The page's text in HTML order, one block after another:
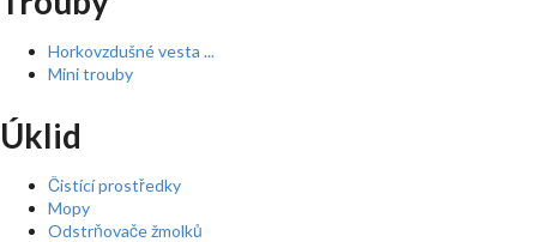
Horkovzdušné vesta ...
Mini trouby
Úklid
Čistící prostředky
Mopy
Odstrňovače žmolků